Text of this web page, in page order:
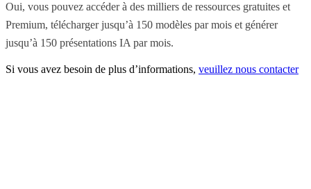
Oui, vous pouvez accéder à des milliers de ressources gratuites et
Premium, télécharger jusqu’à 150 modèles par mois et générer
jusqu’à 150 présentations IA par mois.
Si vous avez besoin de plus d’informations, veuillez nous contacter